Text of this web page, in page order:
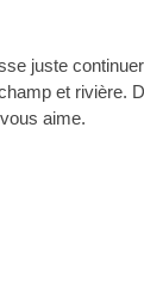
juste
et rivière.
aime.